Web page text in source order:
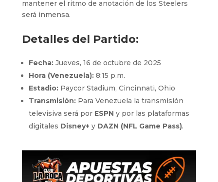
mantener el ritmo de anotación de los Steelers
será inmensa.
Detalles del Partido:
Fecha:Jueves, 16 de octubre de 2025
Hora (Venezuela):8:15 p.m.
Estadio:Paycor Stadium, Cincinnati, Ohio
Transmisión:Para Venezuela la transmisión
televisiva será por ESPN y por las plataformas
digitales Disney+ y DAZN (NFL Game Pass).